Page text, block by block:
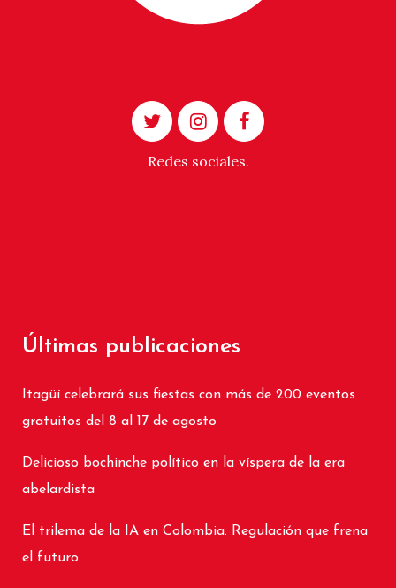
Redes sociales.
Últimas publicaciones
Itagüí celebrará sus fiestas con más de 200 eventos
gratuitos del 8 al 17 de agosto
Delicioso bochinche político en la víspera de la era
abelardista
El trilema de la IA en Colombia. Regulación que frena
el futuro